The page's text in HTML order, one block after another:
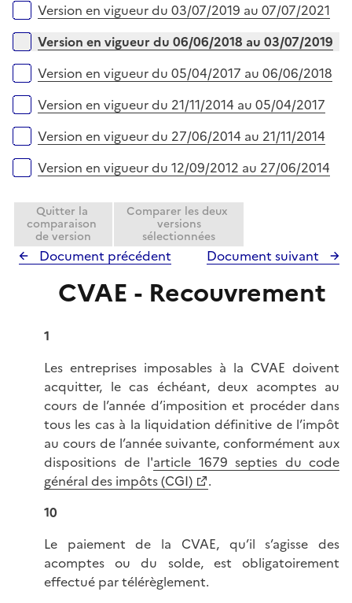
Version en vigueur du 03/07/2019 au 07/07/2021
Version en vigueur du 06/06/2018 au 03/07/2019
Version en vigueur du 05/04/2017 au 06/06/2018
Version en vigueur du 21/11/2014 au 05/04/2017
Version en vigueur du 27/06/2014 au 21/11/2014
Version en vigueur du 12/09/2012 au 27/06/2014
Quitter la
comparaison
de version
Comparer les deux
versions
sélectionnées
Document précédent Document suivant
CVAE - Recouvrement
1
Les entreprises imposables à la CVAE doivent
acquitter, le cas échéant, deux acomptes au
cours de l’année d’imposition et procéder dans
tous les cas à la liquidation définitive de l’impôt
au cours de l’année suivante, conformément aux
dispositions de l'article 1679 septies du code
général des impôts (CGI)
.
10
Le paiement de la CVAE, qu’il s’agisse des
acomptes ou du solde, est obligatoirement
effectué par télérèglement.